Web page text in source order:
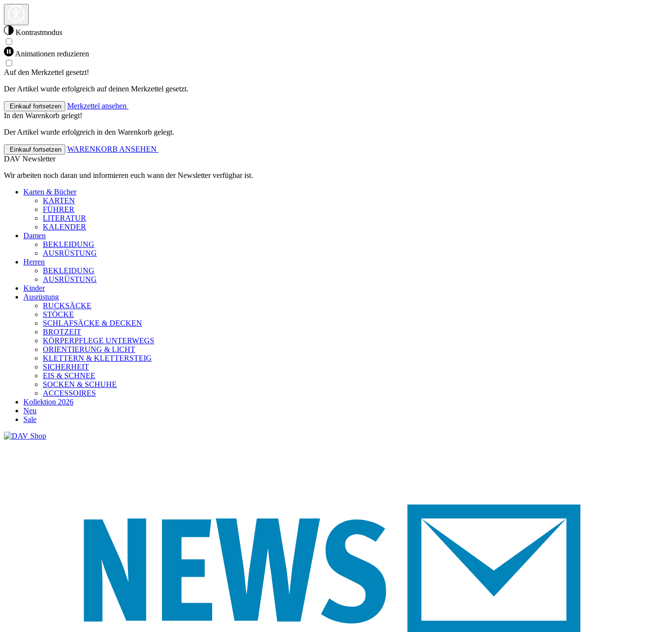
Kontrastmodus
Animationen reduzieren
Auf den Merkzettel gesetzt!
Der Artikel wurde erfolgreich auf deinen Merkzettel gesetzt.
Einkauf fortsetzen
Merkzettel ansehen
In den Warenkorb gelegt!
Der Artikel wurde erfolgreich in den Warenkorb gelegt.
Einkauf fortsetzen
WARENKORB ANSEHEN
DAV Newsletter
Wir arbeiten noch daran und informieren euch wann der Newsletter verfügbar ist.
Karten & Bücher
KARTEN
FÜHRER
LITERATUR
KALENDER
Damen
BEKLEIDUNG
AUSRÜSTUNG
Herren
BEKLEIDUNG
AUSRÜSTUNG
Kinder
Ausrüstung
RUCKSÄCKE
STÖCKE
SCHLAFSÄCKE & DECKEN
BROTZEIT
KÖRPERPFLEGE UNTERWEGS
ORIENTIERUNG & LICHT
KLETTERN & KLETTERSTEIG
SICHERHEIT
EIS & SCHNEE
SOCKEN & SCHUHE
ACCESSOIRES
Kollektion 2026
Neu
Sale